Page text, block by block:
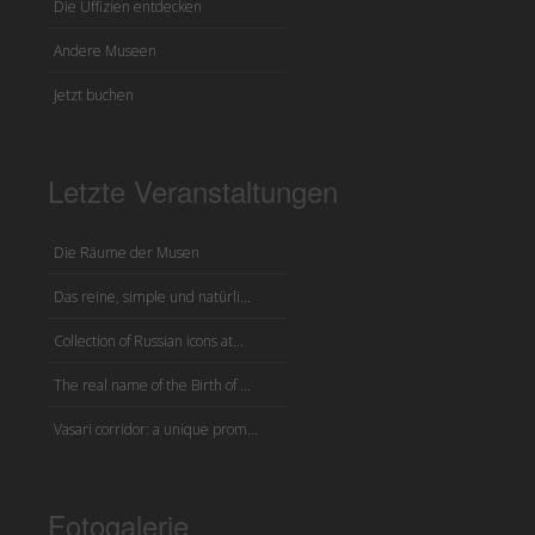
Die Uffizien entdecken
Andere Museen
Jetzt buchen
Letzte Veranstaltungen
Die Räume der Musen
Das reine, simple und natürli...
Collection of Russian icons at...
The real name of the Birth of ...
Vasari corridor: a unique prom...
Fotogalerie